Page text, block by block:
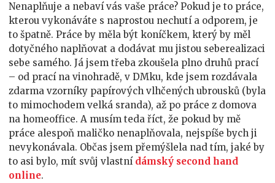
Nenaplňuje a nebaví vás vaše práce? Pokud je to práce,
kterou vykonáváte s naprostou nechutí a odporem, je
to špatně. Práce by měla být koníčkem, který by měl
dotyčného naplňovat a dodávat mu jistou seberealizaci
sebe samého. Já jsem třeba zkoušela plno druhů prací
– od prací na vinohradě, v DMku, kde jsem rozdávala
zdarma vzorníky papírových vlhčených ubrousků (byla
to mimochodem velká sranda), až po práce z domova
na homeoffice. A musím teda říct, že pokud by mě
práce alespoň maličko nenaplňovala, nejspíše bych ji
nevykonávala. Občas jsem přemýšlela nad tím, jaké by
to asi bylo, mít svůj vlastní dámský second hand
online.